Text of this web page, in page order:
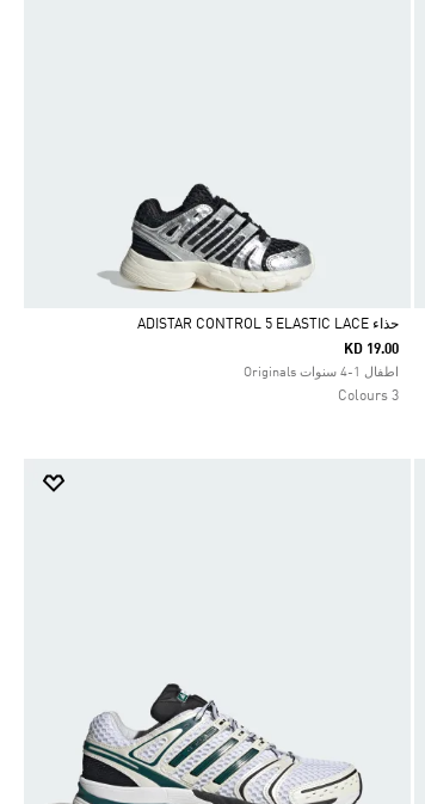
Selected
حذاء ADISTAR CONTROL 5 ELASTIC LACE
KD 19.00
اطفال 1-4 سنوات Originals
3 Colours